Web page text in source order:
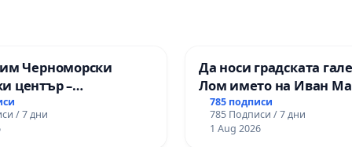
Черноморски
център –
за младите на
/ 7 дни
Да носи градската
Лом името на Иван
785 подписи
785 Подписи / 7 дни
1 Aug 2026